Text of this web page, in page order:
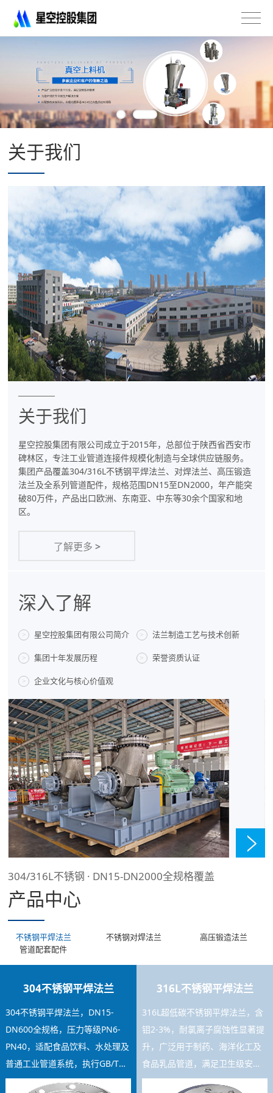
控
限
公
法
兰
管
道
配
件
专
业
制
造
关于我们
关于我们
星空控股集团有限公司成立于2015年，总部位于陕西省西安市
碑林区，专注工业管道连接件规模化制造与全球供应链服务。
集团产品覆盖304/316L不锈钢平焊法兰、对焊法兰、高压锻造
法兰及全系列管道配件，规格范围DN15至DN2000，年产能突
破80万件，产品出口欧洲、东南亚、中东等30余个国家和地
区。
了解更多 >
深入了解
> 星空控股集团有限公司简介 > 法兰制造工艺与技术创新
> 集团十年发展历程 > 荣誉资质认证
> 企业文化与核心价值观
304/316L不锈钢 · DN15-DN2000全规格覆盖
产品中心
不锈钢平焊法兰 不锈钢对焊法兰
高压锻造法兰
管道配套配件
304不锈钢平焊法兰
304不锈钢平焊法兰，DN15-
DN600全规格，压力等级PN6-
PN40，适配食品饮料、水处理及
普通工业管道系统，执行GB/T
9119标准，焊接工艺稳定，库存
316L不锈钢平焊法兰
316L超低碳不锈钢平焊法兰，含
钼2-3%，耐氯离子腐蚀性显著提
升，广泛用于制药、海洋化工及
食品乳品管道，满足卫生级安装
要求，可提供材质证书及SGS检